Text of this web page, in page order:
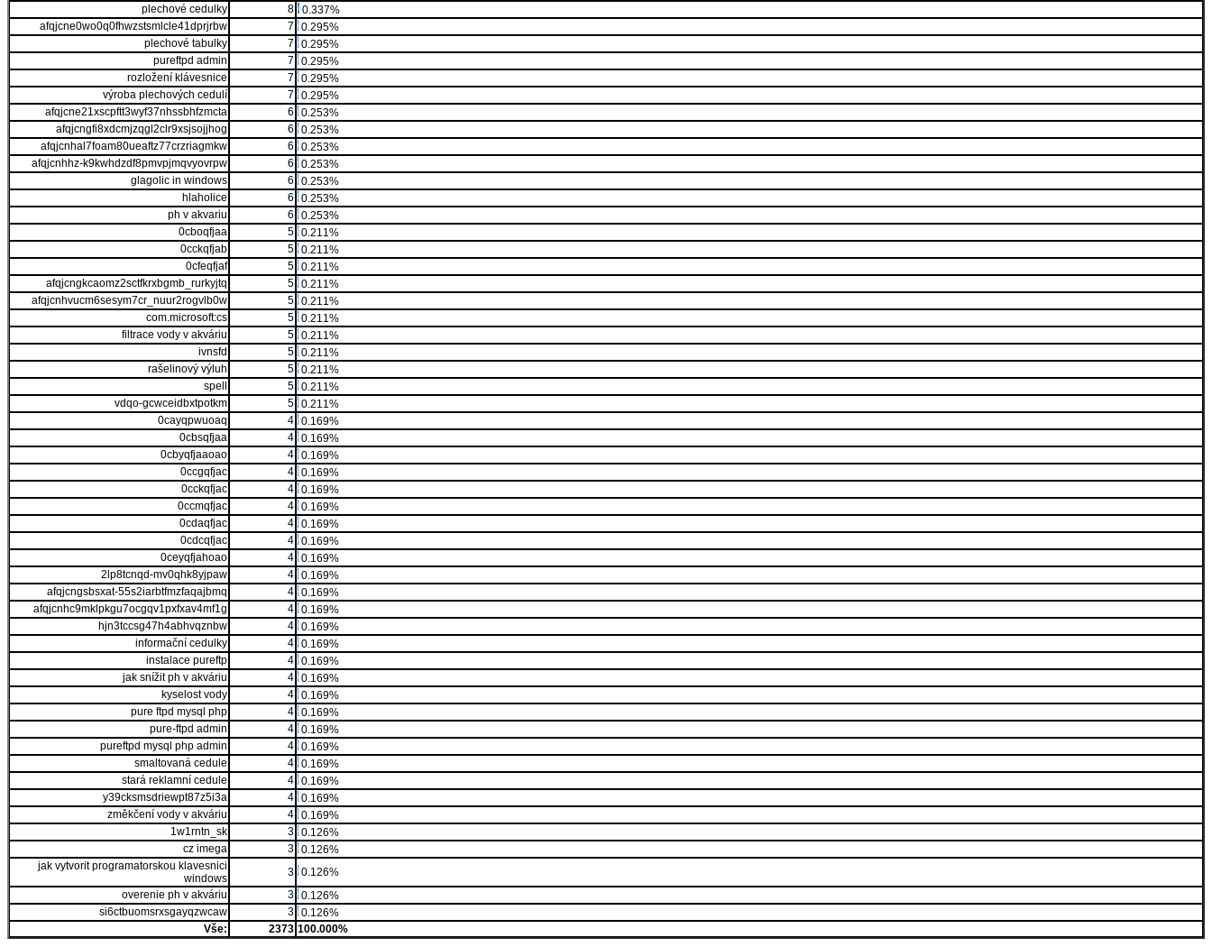
plechové cedulky
8
0.337%
afqjcne0wo0q0fhwzstsmlcle41dprjrbw
7
0.295%
plechové tabulky
7
0.295%
pureftpd admin
7
0.295%
rozložení klávesnice
7
0.295%
výroba plechových cedulí
7
0.295%
afqjcne21xscpftt3wyf37nhssbhfzmcta
6
0.253%
afqjcngfi8xdcmjzqgl2clr9xsjsojjhog
6
0.253%
afqjcnhal7foam80ueaftz77crzriagmkw
6
0.253%
afqjcnhhz-k9kwhdzdf8pmvpjmqvyovrpw
6
0.253%
glagolic in windows
6
0.253%
hlaholice
6
0.253%
ph v akvariu
6
0.253%
0cboqfjaa
5 0.211%
0cckqfjab
5 0.211%
0cfeqfjaf
5 0.211%
afqjcngkcaomz2sctfkrxbgmb_rurkyjtq
5 0.211%
afqjcnhvucm6sesym7cr_nuur2rogvlb0w
5 0.211%
com.microsoft:cs
5 0.211%
filtrace vody v akváriu
5 0.211%
ivnsfd
5 0.211%
rašelinový výluh
5 0.211%
spell
5 0.211%
vdqo-gcwceidbxtpotkm
5 0.211%
0cayqpwuoaq
4 0.169%
0cbsqfjaa
4 0.169%
0cbyqfjaaoao
4 0.169%
0ccgqfjac
4 0.169%
0cckqfjac
4 0.169%
0ccmqfjac
4 0.169%
0cdaqfjac
4 0.169%
0cdcqfjac
4 0.169%
0ceyqfjahoao
4 0.169%
2lp8tcnqd-mv0qhk8yjpaw
4 0.169%
afqjcngsbsxat-55s2iarbtfmzfaqajbmq
4 0.169%
afqjcnhc9mklpkgu7ocgqv1pxfxav4mf1g
4 0.169%
hjn3tccsg47h4abhvqznbw
4 0.169%
informační cedulky
4 0.169%
instalace pureftp
4 0.169%
jak snížit ph v akváriu
4 0.169%
kyselost vody
4 0.169%
pure ftpd mysql php
4 0.169%
pure-ftpd admin
4 0.169%
pureftpd mysql php admin
4 0.169%
smaltovaná cedule
4 0.169%
stará reklamní cedule
4 0.169%
y39cksmsdriewpt87z5i3a
4 0.169%
změkčení vody v akváriu
4 0.169%
1w1rntn_sk
3 0.126%
cz imega
3 0.126%
jak vytvorit programatorskou klavesnici
windows
3 0.126%
overenie ph v akváriu
3 0.126%
si6ctbuomsrxsgayqzwcaw
3 0.126%
Vše:
2373 100.000%